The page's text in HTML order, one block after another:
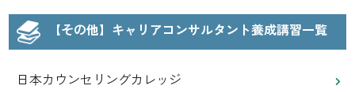
【その他】キャリアコンサルタント養成講習一覧
日本カウンセリングカレッジ